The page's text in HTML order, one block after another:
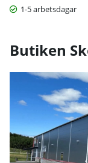
1-5 arbetsdagar
Butiken